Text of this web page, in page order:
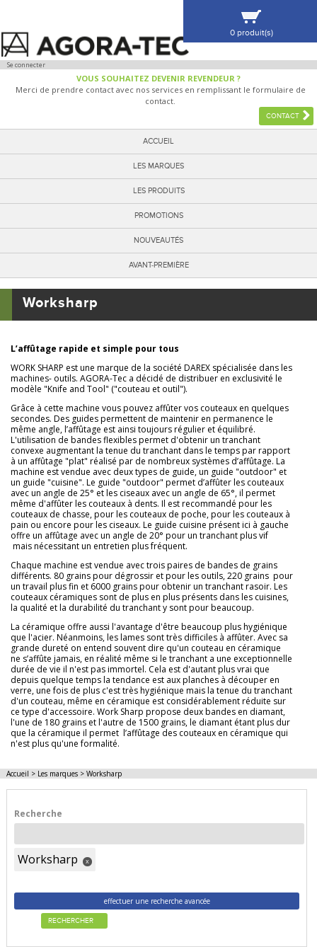
Se connecter
VOUS SOUHAITEZ DEVENIR REVENDEUR ?
Merci de prendre contact avec nos services en remplissant le formulaire de
contact.
CONTACT
ACCUEIL
LES MARQUES
LES PRODUITS
PROMOTIONS
NOUVEAUTÉS
AVANT-PREMIÈRE
0 produit(s)
VOIR MA SÉLECTION
Worksharp
L’affûtage rapide et simple pour tous
WORK SHARP est une marque de la société DAREX spécialisée dans les
machines- outils. AGORA-Tec a décidé de distribuer en exclusivité le
modèle "Knife and Tool" ("couteau et outil").
Grâce à cette machine vous pouvez affûter vos couteaux en quelques
secondes. Des guides permettent de maintenir en permanence le
même angle, l’affûtage est ainsi toujours régulier et équilibré.
L'utilisation de bandes flexibles permet d'obtenir un tranchant
convexe augmentant la tenue du tranchant dans le temps par rapport
à un affûtage "plat" réalisé par de nombreux systèmes d’affûtage. La
machine est vendue avec deux types de guide, un guide "outdoor" et
un guide "cuisine". Le guide "outdoor" permet d’affûter les couteaux
avec un angle de 25° et les ciseaux avec un angle de 65°, il permet
même d'affûter les couteaux à dents. Il est recommandé pour les
couteaux de chasse, pour les couteaux de poche, pour les couteaux à
pain ou encore pour les ciseaux. Le guide cuisine présent ici à gauche
offre un affûtage avec un angle de 20° pour un tranchant plus vif
mais nécessitant un entretien plus fréquent.
Chaque machine est vendue avec trois paires de bandes de grains
différents. 80 grains pour dégrossir et pour les outils, 220 grains pour
un travail plus fin et 6000 grains pour obtenir un tranchant rasoir. Les
couteaux céramiques sont de plus en plus présents dans les cuisines,
la qualité et la durabilité du tranchant y sont pour beaucoup.
La céramique offre aussi l'avantage d'être beaucoup plus hygiénique
que l'acier. Néanmoins, les lames sont très difficiles à affûter. Avec sa
grande dureté on entend souvent dire qu'un couteau en céramique
ne s’affûte jamais, en réalité même si le tranchant a une exceptionnelle
durée de vie il n'est pas immortel. Cela est d'autant plus vrai que
depuis quelque temps la tendance est aux planches à découper en
verre, une fois de plus c'est très hygiénique mais la tenue du tranchant
d'un couteau, même en céramique est considérablement réduite sur
ce type d'accessoire. Work Sharp propose deux bandes en diamant,
l'une de 180 grains et l'autre de 1500 grains, le diamant étant plus dur
que la céramique il permet l’affûtage des couteaux en céramique qui
n'est plus qu'une formalité.
Accueil > Les marques> Worksharp
Recherche
Worksharp x
effectuer une recherche avancée
RECHERCHER